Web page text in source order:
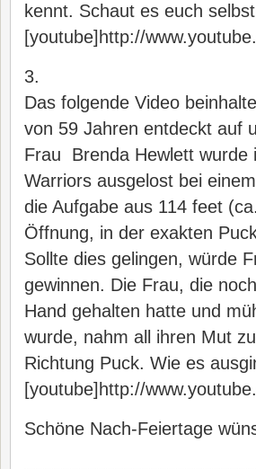
kennt. Schaut es euch
[youtube]http://
3.
Das folgende Video
von 59 Jahren entdeckt auf
Frau Brenda Hewlett wurde
Warriors ausgelost bei
die Aufgabe aus 114 feet
Öffnung, in der exakten
Sollte dies gelingen, würde
gewinnen. Die Frau, die
Hand gehalten hatte und
wurde, nahm all ihren Mut
Richtung Puck. Wie es
[youtube]http://
Schöne Nach-Feiertage